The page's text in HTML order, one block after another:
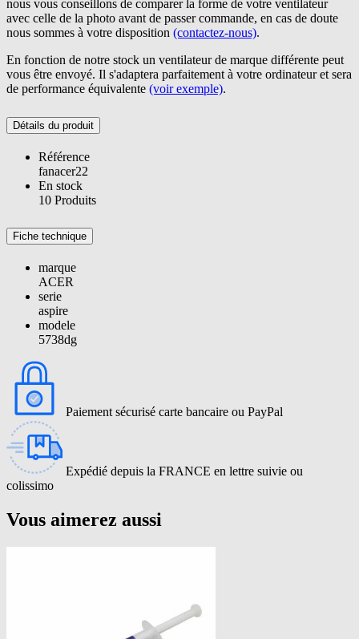
nous vous conseillons de comparer la forme de votre ventilateur
avec celle de la photo avant de passer commande, en cas de doute
nous sommes à votre disposition (contactez-nous).
En fonction de notre stock un ventilateur de marque différente peut
vous être envoyé. Il s'adaptera parfaitement à votre ordinateur et sera
de performance équivalente (voir exemple).
Détails du produit
Référence
fanacer22
En stock
10 Produits
Fiche technique
marque
ACER
serie
aspire
modele
5738dg
Paiement sécurisé carte bancaire ou PayPal
Expédié depuis la FRANCE en lettre suivie ou
colissimo
Vous aimerez aussi